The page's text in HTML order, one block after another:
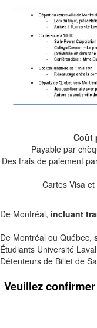
Coût
Payable par
​Des frais de paiement
Cartes Visa
De Montréal, incluant
De Montréal ou Québec,
Étudiants Université Laval
Détenteurs de Billet de
Veuillez